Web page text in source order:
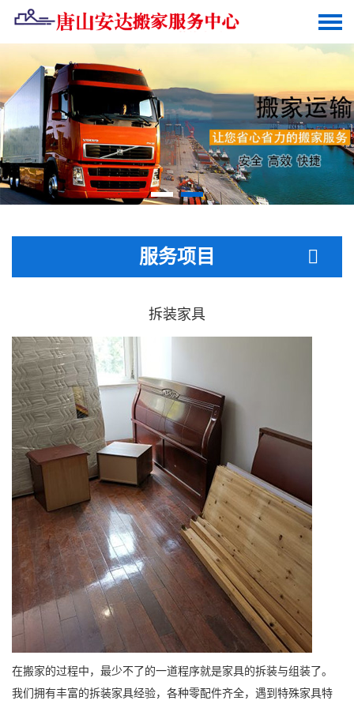
服务项目
拆装家具
在搬家的过程中，最少不了的一道程序就是家具的拆装与组装了。
我们拥有丰富的拆装家具经验，各种零配件齐全，遇到特殊家具特